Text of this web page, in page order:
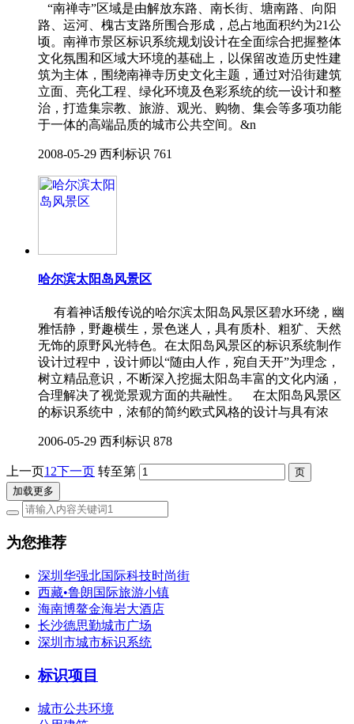
“南禅寺”区域是由解放东路、南长街、塘南路、向阳
路、运河、槐古支路所围合形成，总占地面积约为21公
顷。南禅市景区标识系统规划设计在全面综合把握整体
文化氛围和区域大环境的基础上，以保留改造历史性建
筑为主体，围绕南禅寺历史文化主题，通过对沿街建筑
立面、亮化工程、绿化环境及色彩系统的统一设计和整
治，打造集宗教、旅游、观光、购物、集会等多项功能
于一体的高端品质的城市公共空间。&n
2008-05-29 西利标识 761
哈尔滨太阳岛风景区
有着神话般传说的哈尔滨太阳岛风景区碧水环绕，幽
雅恬静，野趣横生，景色迷人，具有质朴、粗犷、天然
无饰的原野风光特色。在太阳岛风景区的标识系统制作
设计过程中，设计师以“随由人作，宛自天开”为理念，
树立精品意识，不断深入挖掘太阳岛丰富的文化内涵，
合理解决了视觉景观方面的共融性。 在太阳岛风景区
的标识系统中，浓郁的简约欧式风格的设计与具有浓
2006-05-29 西利标识 878
上一页1 2下一页 转至第
加载更多
为您推荐
深圳华强北国际科技时尚街
西藏•鲁朗国际旅游小镇
海南博鳌金海岩大酒店
长沙德思勤城市广场
深圳市城市标识系统
标识项目
城市公共环境